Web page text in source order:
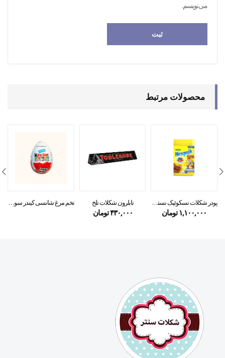
می‌نویسم.
محصولات مرتبط
پودر شکلات نسکوئیک نستله Nestle
۱,۱۰۰,۰۰۰ تومان
تابلرون شکلات تلخ
۴۳۰,۰۰۰تومان
تخم مرغ شانسی کیندر سورپرایز